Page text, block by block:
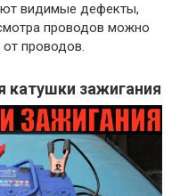
видимые дефекты,
проводов можно
от проводов.
катушки зажигания